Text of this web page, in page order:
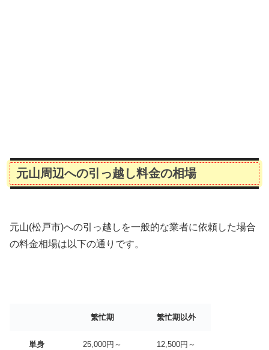
元山周辺への引っ越し料金の相場
元山(松戸市)への引っ越しを一般的な業者に依頼した場合
の料金相場は以下の通りです。
繁忙期 繁忙期以外
単身 25,000円～ 12,500円～